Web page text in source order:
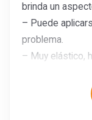
brinda un
– Puede
problema.
– Muy elástico,
– Contiene filtros
– Consumo: